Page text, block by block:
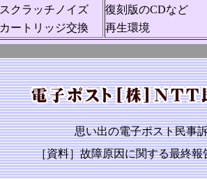
スクラッチノイズ
カートリッジ交換
復刻版のCDなど
再生環境
思い出の電子ポスト民事
［資料］故障原因に関する最終報